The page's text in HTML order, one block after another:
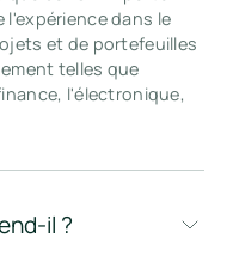
dans le
et de portefeuilles
telles que
l'électronique,
il ?